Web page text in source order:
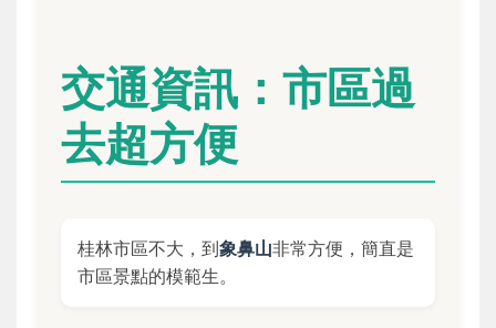
交通資訊：市區過
去超方便
桂林市區不大，到象鼻山非常方便，簡直是
市區景點的模範生。